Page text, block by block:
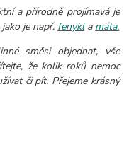
a přírodně projímavá je
je např. fenykla máta.
směsi objednat, vše
že kolik roků nemoc
či pít. Přejeme krásný